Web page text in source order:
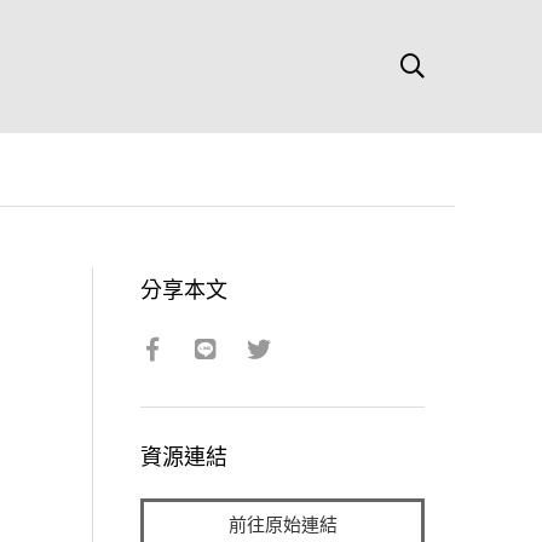
分享本文
資源連結
前往原始連結